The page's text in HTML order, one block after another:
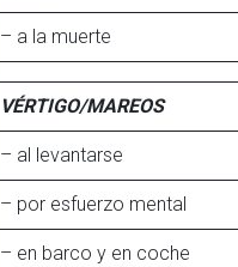
– a la muerte
VÉRTIGO/MAREOS
– al levantarse
– por esfuerzo mental
– en barco y en coche